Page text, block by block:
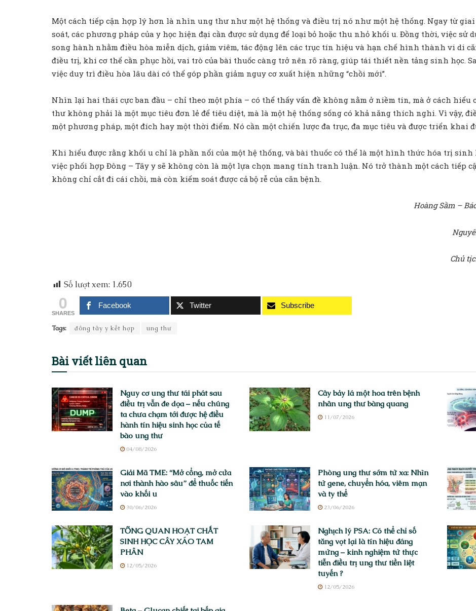
Một cách tiếp cận hợp lý hơn là nhìn ung thư như một hệ thống và điều trị nó như một hệ thống. Ngay từ
soát, các phương pháp của y học hiện đại cần được sử dụng để loại bỏ hoặc thu nhỏ khối u. Đồng thời, việc sử
song hành nhằm điều hòa miễn dịch, giảm viêm, tác động lên các trục tín hiệu và hạn chế hình thành vi di
điều trị, khi cơ thể cần phục hồi, vai trò của bài thuốc càng trở nên rõ ràng, giúp tái thiết nền tảng sinh học.
việc duy trì điều hòa lâu dài có thể góp phần giảm nguy cơ xuất hiện những “chồi mới”.
Nhìn lại hai thái cực ban đầu – chỉ theo một phía – có thể thấy vấn đề không nằm ở niềm tin, mà ở cách hiểu
thư không phải là một mục tiêu đơn lẻ để tiêu diệt, mà là một hệ thống sống có khả năng thích nghi. Vì vậy,
một phương pháp, một đích hay một thời điểm. Nó cần một chiến lược đa trục, đa mục tiêu và được triển khai
Khi hiểu được rằng khối u chỉ là phần nổi của một hệ thống, và bài thuốc có thể là một hình thức hóa trị sinh
việc phối hợp Đông – Tây y sẽ không còn là một lựa chọn mang tính tranh luận. Nó trở thành một cách tiếp
không chỉ cắt đi cái chồi, mà còn kiểm soát được cả bộ rễ của căn bệnh.
Hoàng Sầm –
Chủ
Số lượt xem: 1.650
0
SHARES
Facebook Twitter Subscribe
Tags: đông tây y kết hợp ung thư
Bài viếtliên quan
Nguy cơ ung thư tái phát sau
điều trị vẫn đe dọa – nếu chúng
ta chưa chạm tới được hệ điều
hành tín hiệu sinh học của tế
bào ung thư
04/08/2026
Cây bảy lá một hoa trên bệnh
nhân ung thư bàng quang
11/07/2026
Giải Mã TME: “Mở cổng, mở cửa
nơi thành hào sâu” để thuốc tiến
vào khối u
30/06/2026
Phòng ung thư sớm từ xa: Nhìn
từ gene, chuyển hóa, viêm mạn
và ty thể
23/06/2026
TỔNG QUAN HOẠT CHẤT
SINH HỌC CÂY XÁO TAM
PHÂN
12/05/2026
Nghịch lý PSA: Có thể chỉ số
tăng vọt lại là tín hiệu đáng
mừng – kinh nghiệm từ thực
tiễn điều trị ung thư tiền liệt
tuyến ?
12/05/2026